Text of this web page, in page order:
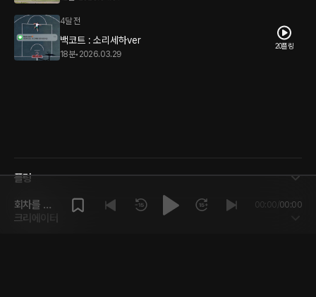
4달 전
백코트 : 소리세하ver
18분• 2026.03.29
20플링
플링
크리에이터
회차를 재
생해주세
00:00/00:00